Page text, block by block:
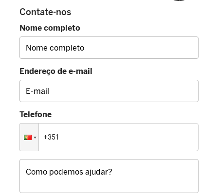
Contate-nos
Nome completo
Endereço de e-mail
Telefone